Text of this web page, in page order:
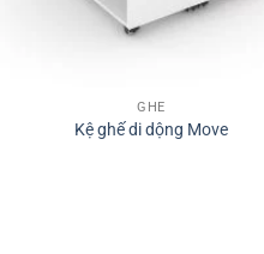
GHẾ
Kệ ghế di dộng Move